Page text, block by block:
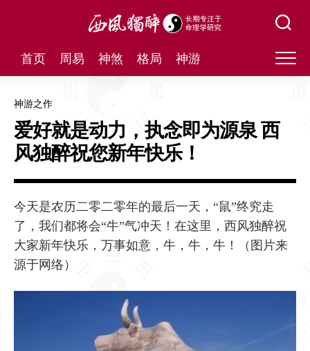
首页 周易 神煞 格局 神游
神游之作
爱好就是动力，执念即为源泉 西
风独醉祝您新年快乐！
今天是农历二零二零年的最后一天，“鼠”终究走
了，我们都将会“牛”气冲天！在这里，西风独醉祝
大家新年快乐，万事如意，牛，牛，牛！（图片来
源于网络）